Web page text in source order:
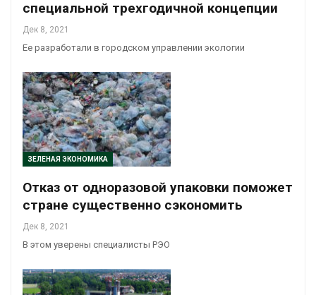
специальной трехгодичной концепции
Дек 8, 2021
Ее разработали в городском управлении экологии
ЗЕЛЕНАЯ ЭКОНОМИКА
Отказ от одноразовой упаковки поможет
стране существенно сэкономить
Дек 8, 2021
В этом уверены специалисты РЭО